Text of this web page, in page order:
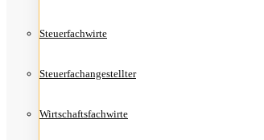
Steu­er­fach­wir­te
Steu­er­fach­an­ge­stell­ter
Wirt­schafts­fach­wir­te